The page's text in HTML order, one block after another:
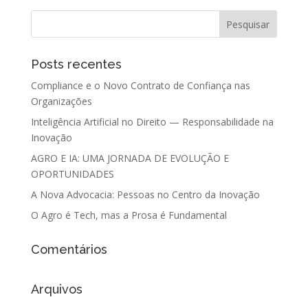
Posts recentes
Compliance e o Novo Contrato de Confiança nas
Organizações
Inteligência Artificial no Direito — Responsabilidade na
Inovação
AGRO E IA: UMA JORNADA DE EVOLUÇÃO E
OPORTUNIDADES
A Nova Advocacia: Pessoas no Centro da Inovação
O Agro é Tech, mas a Prosa é Fundamental
Comentários
Arquivos